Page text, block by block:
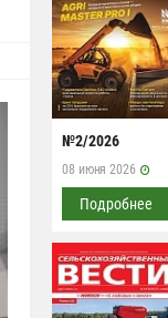
№2/2026
08 июня 2026
Подробнее